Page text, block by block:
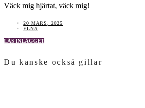
Väck mig hjärtat, väck mig!
20 MARS, 2025
ELNA
LÄS INLÄGGET
Du kanske också gillar